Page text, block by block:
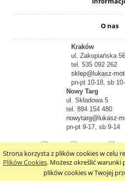
Strona korzysta z plików cookies w celu
Plików Cookies. Możesz określić
plików cookies w Twojej
O nas
Kraków
ul. Zakopiańska
tel. 535 092 262
sklep@lukasz-
pn-pt 10-18, sb
Nowy Targ
ul. Składowa 5
tel. 884 154 480
nowytarg@lukasz-
pn-pt 9-17, sb 9-14
pokaż pełną
Sklep internetowy